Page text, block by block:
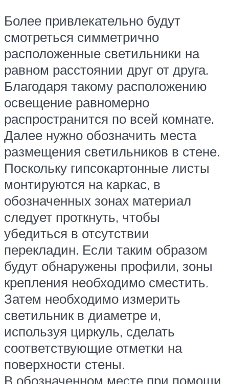
Более привлекательно будут
смотреться симметрично
расположенные светильники на
равном расстоянии друг от друга.
Благодаря такому расположению
освещение равномерно
распространится по всей комнате.
Далее нужно обозначить места
размещения светильников в стене.
Поскольку гипсокартонные листы
монтируются на каркас, в
обозначенных зонах материал
следует проткнуть, чтобы
убедиться в отсутствии
перекладин. Если таким образом
будут обнаружены профили, зоны
крепления необходимо сместить.
Затем необходимо измерить
светильник в диаметре и,
используя циркуль, сделать
соответствующие отметки на
поверхности стены.
В обозначенном месте при помощи